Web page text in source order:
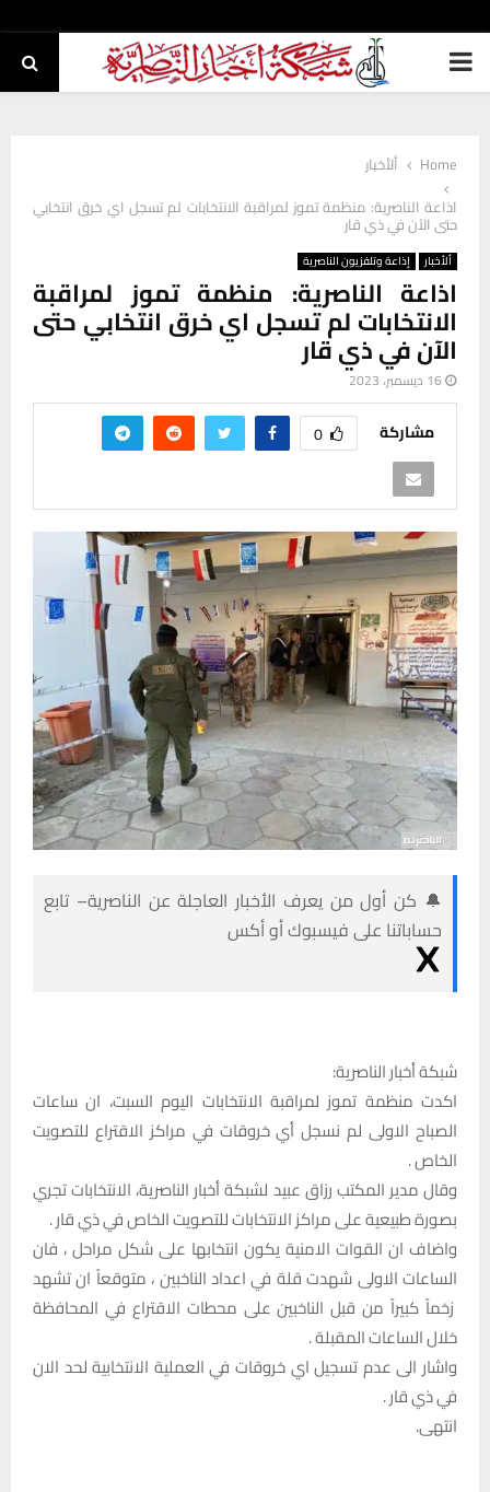
PRIMARY
Home
ألأخبار
اذاعة الناصرية: منظمة تموز لمراقبة الانتخابات لم تسجل اي خرق انتخابي
حتى الآن في ذي قار
ألأخبار إذاعة وتلفزيون الناصرية
اذاعة الناصرية: منظمة تموز لمراقبة
الانتخابات لم تسجل اي خرق انتخابي حتى
الآن في ذي قار
16 ديسمبر، 2023
مشاركة 0
🔔 كن أول من يعرف الأخبار العاجلة عن الناصرية– تابع
حساباتنا على فيسبوك أو أكس
شبكة أخبار الناصرية:
اكدت منظمة تموز لمراقبة الانتخابات اليوم السبت، ان ساعات
الصباح الاولى لم نسجل أي خروقات في مراكز الاقتراع للتصويت
الخاص .
وقال مدير المكتب رزاق عبيد لشبكة أخبار الناصرية، الانتخابات تجري
بصورة طبيعية على مراكز الانتخابات للتصويت الخاص في ذي قار .
واضاف ان القوات الامنية يكون انتخابها على شكل مراحل ، فان
الساعات الاولى شهدت قلة في اعداد الناخبين ، متوقعاً ان تشهد
زخماً كبيراً من قبل الناخبين على محطات الاقتراع في المحافظة
خلال الساعات المقبلة .
واشار الى عدم تسجيل اي خروقات في العملية الانتخابية لحد الان
في ذي قار .
انتهى.